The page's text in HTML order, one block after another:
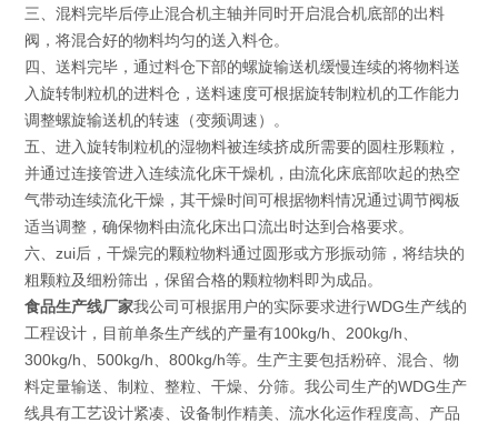
三、混料完毕后停止混合机主轴并同时开启混合机底部的出料
阀，将混合好的物料均匀的送入料仓。
四、送料完毕，通过料仓下部的螺旋输送机缓慢连续的将物料送
入旋转制粒机的进料仓，送料速度可根据旋转制粒机的工作能力
调整螺旋输送机的转速（变频调速）。
五、进入旋转制粒机的湿物料被连续挤成所需要的圆柱形颗粒，
并通过连接管进入连续流化床干燥机，由流化床底部吹起的热空
气带动连续流化干燥，其干燥时间可根据物料情况通过调节阀板
适当调整，确保物料由流化床出口流出时达到合格要求。
六、zui后，干燥完的颗粒物料通过圆形或方形振动筛，将结块的
粗颗粒及细粉筛出，保留合格的颗粒物料即为成品。
食品生产线厂家我公司可根据用户的实际要求进行WDG生产线的
工程设计，目前单条生产线的产量有100kg/h、200kg/h、
300kg/h、500kg/h、800kg/h等。生产主要包括粉碎、混合、物
料定量输送、制粒、整粒、干燥、分筛。我公司生产的WDG生产
线具有工艺设计紧凑、设备制作精美、流水化运作程度高、产品